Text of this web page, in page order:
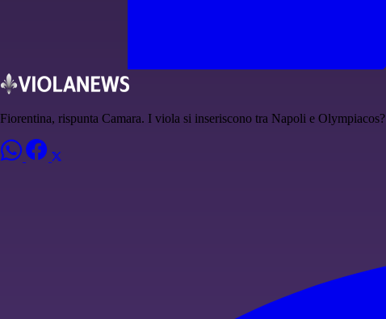
Fiorentina, rispunta Camara. I viola si inseriscono tra Napoli e Olympiacos?